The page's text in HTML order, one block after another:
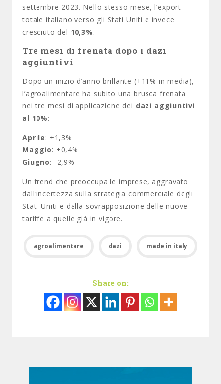
settembre 2023. Nello stesso mese, l’export
totale italiano verso gli Stati Uniti è invece
cresciuto del 10,3%.
Tre mesi di frenata dopo i dazi
aggiuntivi
Dopo un inizio d’anno brillante (+11% in media),
l’agroalimentare ha subito una brusca frenata
nei tre mesi di applicazione dei dazi aggiuntivi
al 10%:
Aprile: +1,3%
Maggio: +0,4%
Giugno: -2,9%
Un trend che preoccupa le imprese, aggravato
dall’incertezza sulla strategia commerciale degli
Stati Uniti e dalla sovrapposizione delle nuove
tariffe a quelle già in vigore.
agroalimentare dazi made in italy
Share on: